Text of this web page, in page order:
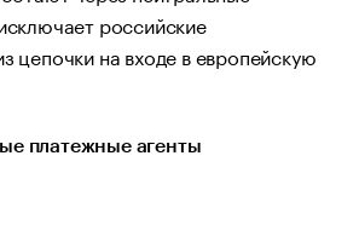
российские
цепочки на входе в европейскую
платежные агенты